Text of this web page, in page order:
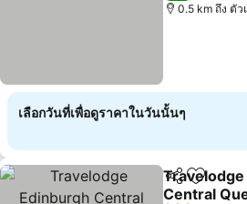
0.5 km ถึง ตัว
เลือกวันที่เพื่อดูราคาในวันนั้นๆ
แชร์ เพิ่มใน
Central